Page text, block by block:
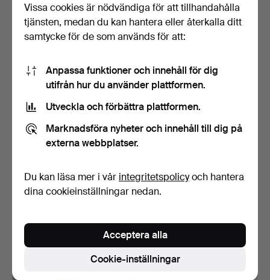
PRISPOKAL i silver, U C K,
Klubbades 23 maj 2022
PRISPOKAL i nysilver,
Klubbades 23 maj 2022
Vissa cookies är nödvändiga för att tillhandahålla
tjänsten, medan du kan hantera eller återkalla ditt
samtycke för de som används för att:
Anpassa funktioner och innehåll för dig
utifrån hur du använder plattformen.
Utveckla och förbättra plattformen.
Marknadsföra nyheter och innehåll till dig på
externa webbplatser.
Du kan läsa mer i vår integritetspolicyoch hantera
dina cookieinställningar nedan.
Cookie-inställningar
Acceptera alla